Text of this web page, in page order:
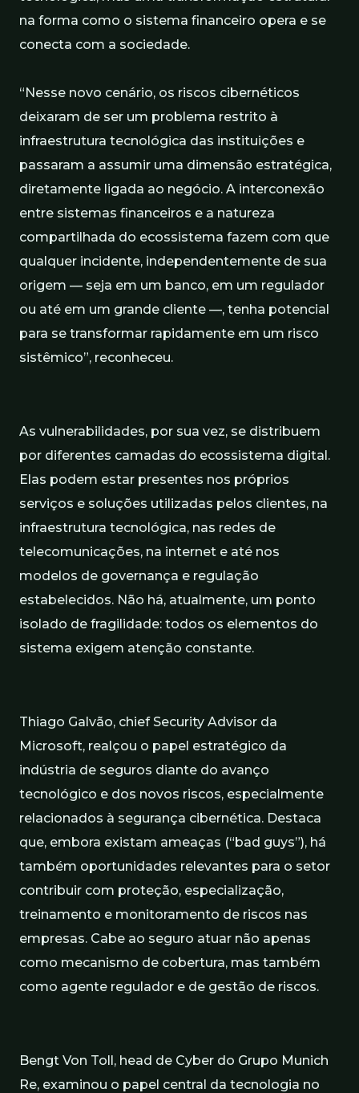
na forma como o sistema financeiro opera e se
conecta com a sociedade.
“Nesse novo cenário, os riscos cibernéticos
deixaram de ser um problema restrito à
infraestrutura tecnológica das instituições e
passaram a assumir uma dimensão estratégica,
diretamente ligada ao negócio. A interconexão
entre sistemas financeiros e a natureza
compartilhada do ecossistema fazem com que
qualquer incidente, independentemente de sua
origem — seja em um banco, em um regulador
ou até em um grande cliente —, tenha potencial
para se transformar rapidamente em um risco
sistêmico”, reconheceu.
As vulnerabilidades, por sua vez, se distribuem
por diferentes camadas do ecossistema digital.
Elas podem estar presentes nos próprios
serviços e soluções utilizadas pelos clientes, na
infraestrutura tecnológica, nas redes de
telecomunicações, na internet e até nos
modelos de governança e regulação
estabelecidos. Não há, atualmente, um ponto
isolado de fragilidade: todos os elementos do
sistema exigem atenção constante.
Thiago Galvão, chief Security Advisor da
Microsoft, realçou o papel estratégico da
indústria de seguros diante do avanço
tecnológico e dos novos riscos, especialmente
relacionados à segurança cibernética. Destaca
que, embora existam ameaças (“bad guys”), há
também oportunidades relevantes para o setor
contribuir com proteção, especialização,
treinamento e monitoramento de riscos nas
empresas. Cabe ao seguro atuar não apenas
como mecanismo de cobertura, mas também
como agente regulador e de gestão de riscos.
Bengt Von Toll, head de Cyber do Grupo Munich
Re, examinou o papel central da tecnologia no